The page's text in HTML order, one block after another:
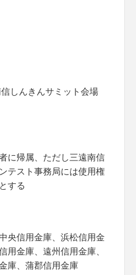
しんきんサミット会場
に帰属、ただし三遠南信
テスト事務局には使用権
する
央信用金庫、浜松信用金
用金庫、遠州信用金庫、
庫、蒲郡信用金庫